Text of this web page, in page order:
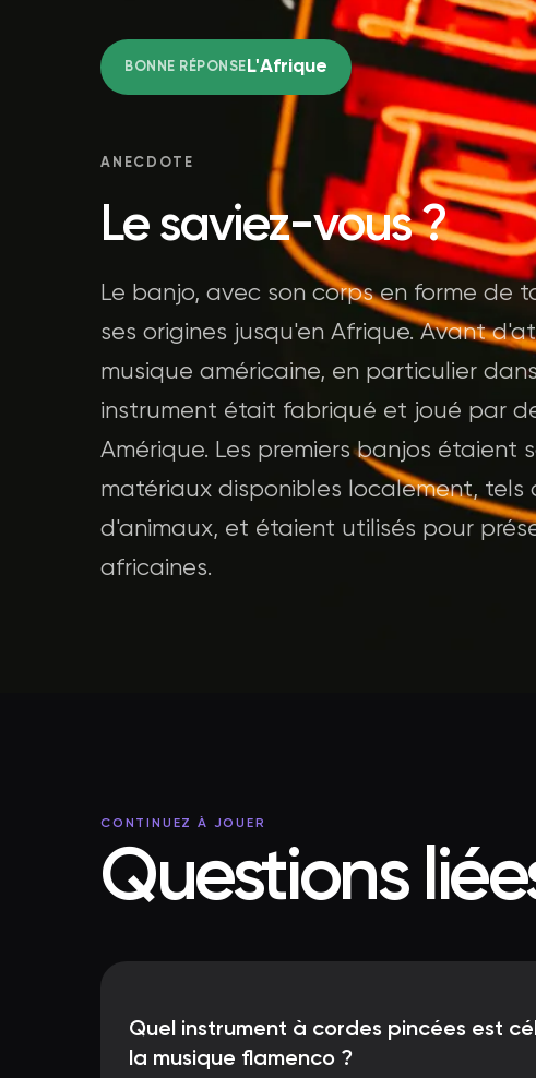
BONNE RÉPONSE L'Afrique
ANECDOTE
Le saviez-vous ?
Le banjo, avec son corps en forme de
ses origines jusqu'en Afrique. Avant
musique américaine, en particulier
instrument était fabriqué et joué par
Amérique. Les premiers banjos
matériaux disponibles localement,
d'animaux, et étaient utilisés pour
africaines.
CONTINUEZ À JOUER
Questions
Quel instrument à cordes pincées est
la musique flamenco ?